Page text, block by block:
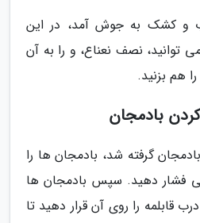
و کشک به جوش آمد، در این
توانید، نصف نعناع، و را به آن
هم بزنید.
بادمجان
بادمجان گرفته شد، بادمجان ها را
فشار دهید. سپس بادمجان ها
قابلمه را روی آن قرار دهید تا